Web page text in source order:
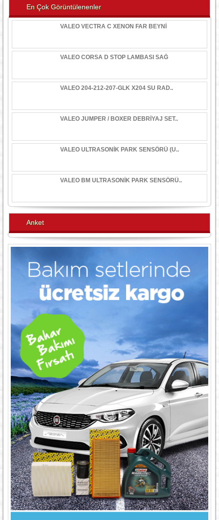
En Çok Görüntülenenler
VALEO VECTRA C XENON FAR BEYNİ
VALEO CORSA D STOP LAMBASI SAĞ
VALEO 204-212-207-GLK X204 SU RAD..
VALEO JUMPER / BOXER DEBRİYAJ SET..
VALEO ULTRASONİK PARK SENSÖRÜ (U..
VALEO BM ULTRASONİK PARK SENSÖRÜ..
Anket